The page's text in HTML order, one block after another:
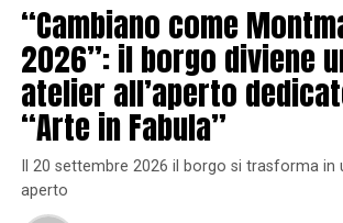
“Cambiano come
2026”: il borgo diviene
atelier all’aperto
“Arte in Fabula”
Il 20 settembre 2026 il borgo si trasforma in
aperto